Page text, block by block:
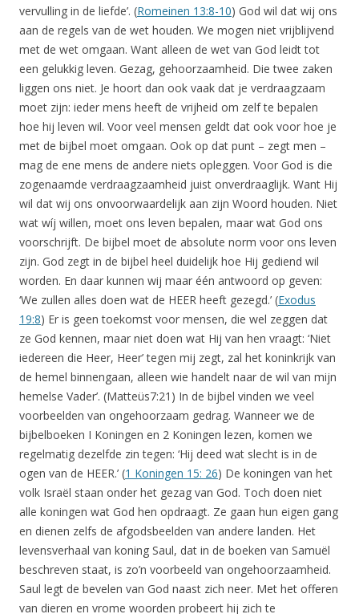
vervulling in de liefde’. (Romeinen 13:8-10) God wil dat wij ons
aan de regels van de wet houden. We mogen niet vrijblijvend
met de wet omgaan. Want alleen de wet van God leidt tot
een gelukkig leven. Gezag, gehoorzaamheid. Die twee zaken
liggen ons niet. Je hoort dan ook vaak dat je verdraagzaam
moet zijn: ieder mens heeft de vrijheid om zelf te bepalen
hoe hij leven wil. Voor veel mensen geldt dat ook voor hoe je
met de bijbel moet omgaan. Ook op dat punt – zegt men –
mag de ene mens de andere niets opleggen. Voor God is die
zogenaamde verdraagzaamheid juist onverdraaglijk. Want Hij
wil dat wij ons onvoorwaardelijk aan zijn Woord houden. Niet
wat wíj willen, moet ons leven bepalen, maar wat God ons
voorschrijft. De bijbel moet de absolute norm voor ons leven
zijn. God zegt in de bijbel heel duidelijk hoe Hij gediend wil
worden. En daar kunnen wij maar één antwoord op geven:
‘We zullen alles doen wat de HEER heeft gezegd.’ (Exodus
19:8) Er is geen toekomst voor mensen, die wel zeggen dat
ze God kennen, maar niet doen wat Hij van hen vraagt: ‘Niet
iedereen die Heer, Heer’ tegen mij zegt, zal het koninkrijk van
de hemel binnengaan, alleen wie handelt naar de wil van mijn
hemelse Vader’. (Matteüs7:21) In de bijbel vinden we veel
voorbeelden van ongehoorzaam gedrag. Wanneer we de
bijbelboeken I Koningen en 2 Koningen lezen, komen we
regelmatig dezelfde zin tegen: ‘Hij deed wat slecht is in de
ogen van de HEER.’ (1 Koningen 15: 26) De koningen van het
volk Israël staan onder het gezag van God. Toch doen niet
alle koningen wat God hen opdraagt. Ze gaan hun eigen gang
en dienen zelfs de afgodsbeelden van andere landen. Het
levensverhaal van koning Saul, dat in de boeken van Samuël
beschreven staat, is zo’n voorbeeld van ongehoorzaamheid.
Saul legt de bevelen van God naast zich neer. Met het offeren
van dieren en vrome woorden probeert hij zich te